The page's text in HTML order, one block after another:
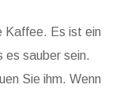
Kaffee. Es ist ein
es sauber sein.
Sie ihm. Wenn